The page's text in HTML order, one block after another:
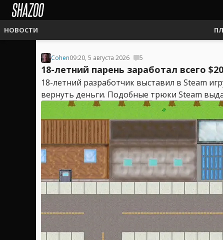
НОВОСТИ
Cohen09:20, 5 августа 2026 5
18-летний парень заработал всего
18-летний разработчик выставил в Steam
вернуть деньги. Подобные трюки Steam